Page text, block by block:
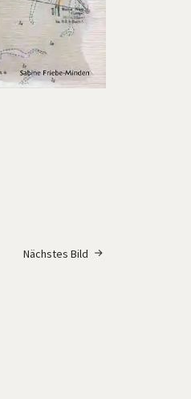
Nächstes Bild